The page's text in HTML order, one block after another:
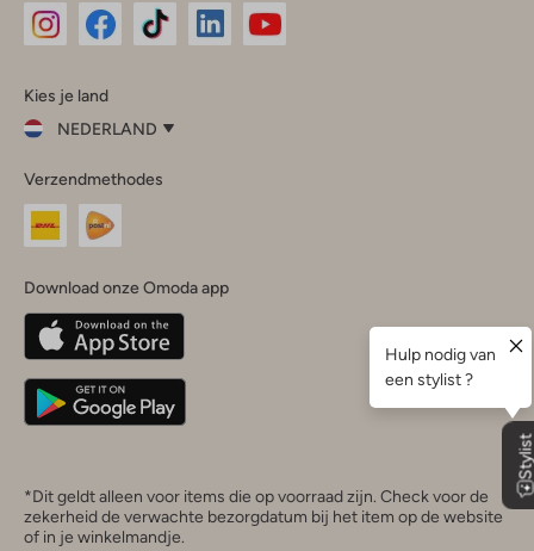
InstagramFacebook
Kies je land
NEDERLAND
je
land
Nederland
Belgique(Français)
Deutschland
Verzendmethodes
Download onze Omoda app
*Dit geldt alleen voor items die op voorraad zijn. Check voor de
zekerheid de verwachte bezorgdatum bij het item op de website
of in je winkelmandje.